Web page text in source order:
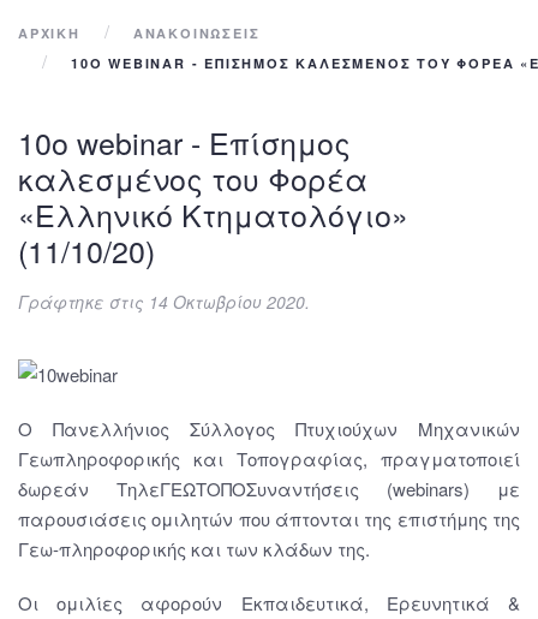
ΑΡΧΙΚΉ
ΑΝΑΚΟΙΝΩΣΕΙΣ
10Ο WEBINAR - ΕΠΊΣΗΜΟΣ ΚΑΛΕΣΜΈΝΟΣ ΤΟΥ ΦΟΡΈΑ
10ο webinar - Επίσημος
καλεσμένος του Φορέα
«Ελληνικό Κτηματολόγιο»
(11/10/20)
Γράφτηκε στις 14 Οκτωβρίου 2020.
Ο Πανελλήνιος Σύλλογος Πτυχιούχων Μηχανικών
Γεωπληροφορικής και Τοπογραφίας, πραγματοποιεί
δωρεάν ΤηλεΓΕΩΤΟΠΟΣυναντήσεις (webinars) με
παρουσιάσεις ομιλητών που άπτονται της επιστήμης της
Γεω-πληροφορικής και των κλάδων της.
Οι ομιλίες αφορούν Εκπαιδευτικά, Ερευνητικά &